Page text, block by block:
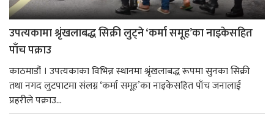
उपत्यकामा श्रृंखलाबद्ध सिक्री लुट्ने ‘कर्मा समूह’का नाइकेसहित
पाँच पक्राउ
काठमाडौं । उपत्यकाका विभिन्न स्थानमा श्रृंखलाबद्ध रूपमा सुनका सिक्री
तथा नगद लुटपाटमा संलग्न ‘कर्मा समूह’का नाइकेसहित पाँच जनालाई
प्रहरीले पक्राउ...